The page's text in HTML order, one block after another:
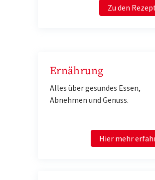
Zu den
Ernährung
Alles über gesundes Essen,
Abnehmen und Genuss.
Hier mehr